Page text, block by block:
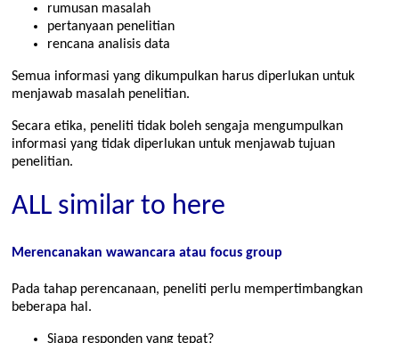
rumusan masalah
pertanyaan penelitian
rencana analisis data
Semua informasi yang dikumpulkan harus diperlukan untuk
menjawab masalah penelitian.
Secara etika, peneliti tidak boleh sengaja mengumpulkan
informasi yang tidak diperlukan untuk menjawab tujuan
penelitian.
ALL similar to here
Merencanakan wawancara atau focus group
Pada tahap perencanaan, peneliti perlu mempertimbangkan
beberapa hal.
Siapa responden yang tepat?